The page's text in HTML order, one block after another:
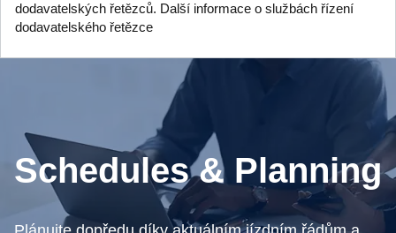
dodavatelských řetězců. Další informace o službách řízení
dodavatelského řetězce
Schedules & Planning